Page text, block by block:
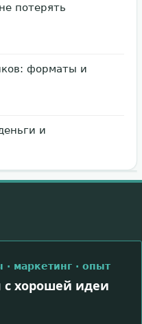
потерять
форматы и
и
маркетинг · опыт
с хорошей идеи